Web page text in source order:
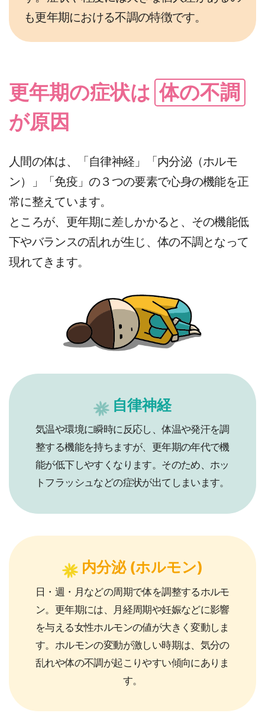
も更年期における不調の特徴です。
更年期の症状は 体の不調
が原因
人間の体は、「自律神経」「内分泌（ホルモ
ン）」「免疫」の３つの要素で心身の機能を正
常に整えています。
ところが、更年期に差しかかると、その機能低
下やバランスの乱れが生じ、体の不調となって
現れてきます。
自律神経
気温や環境に瞬時に反応し、体温や発汗を調
整する機能を持ちますが、更年期の年代で機
能が低下しやすくなります。そのため、ホッ
トフラッシュなどの症状が出てしまいます。
内分泌 (ホルモン)
日・週・月などの周期で体を調整するホルモ
ン。更年期には、月経周期や妊娠などに影響
を与える女性ホルモンの値が大きく変動しま
す。ホルモンの変動が激しい時期は、気分の
乱れや体の不調が起こりやすい傾向にありま
す。